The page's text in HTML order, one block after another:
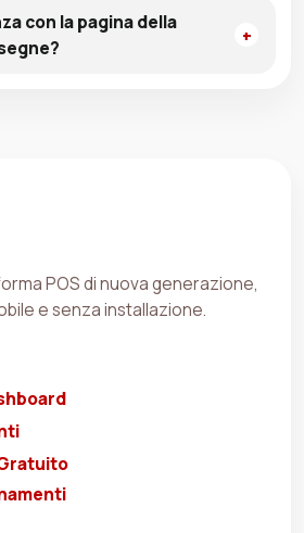
con la pagina della
POS di nuova generazione,
e senza installazione.